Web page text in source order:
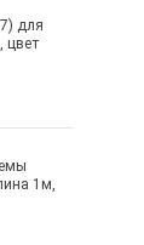
для
цвет
1м,